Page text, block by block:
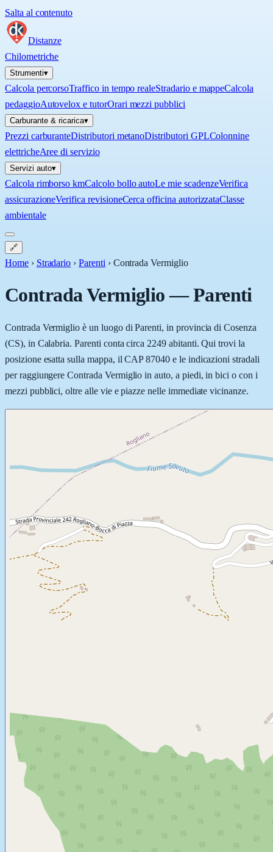
Salta al contenuto
Distanze
Chilometriche
Strumenti▾
Calcola percorsoTraffico in tempo realeStradario e mappeCalcola
pedaggioAutovelox e tutorOrari mezzi pubblici
Carburante & ricarica▾
Prezzi carburanteDistributori metanoDistributori GPLColonnine
elettricheAree di servizio
Servizi auto▾
Calcola rimborso kmCalcolo bollo autoLe mie scadenzeVerifica
assicurazioneVerifica revisioneCerca officina autorizzataClasse
ambientale
🔗
Home › Stradario › Parenti › Contrada Vermiglio
Contrada Vermiglio—Parenti
Contrada Vermiglio è un luogo di Parenti, in provincia di Cosenza
(CS), in Calabria. Parenti conta circa 2249 abitanti. Qui trovi la
posizione esatta sulla mappa, il CAP 87040 e le indicazioni stradali
per raggiungere Contrada Vermiglio in auto, a piedi, in bici o con i
mezzi pubblici, oltre alle vie e piazze nelle immediate vicinanze.